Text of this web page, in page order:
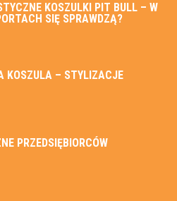
KOSZULKI PIT BULL – W
SIĘ SPRAWDZĄ?
KOSZULA – STYLIZACJE
PRZEDSIĘBIORCÓW